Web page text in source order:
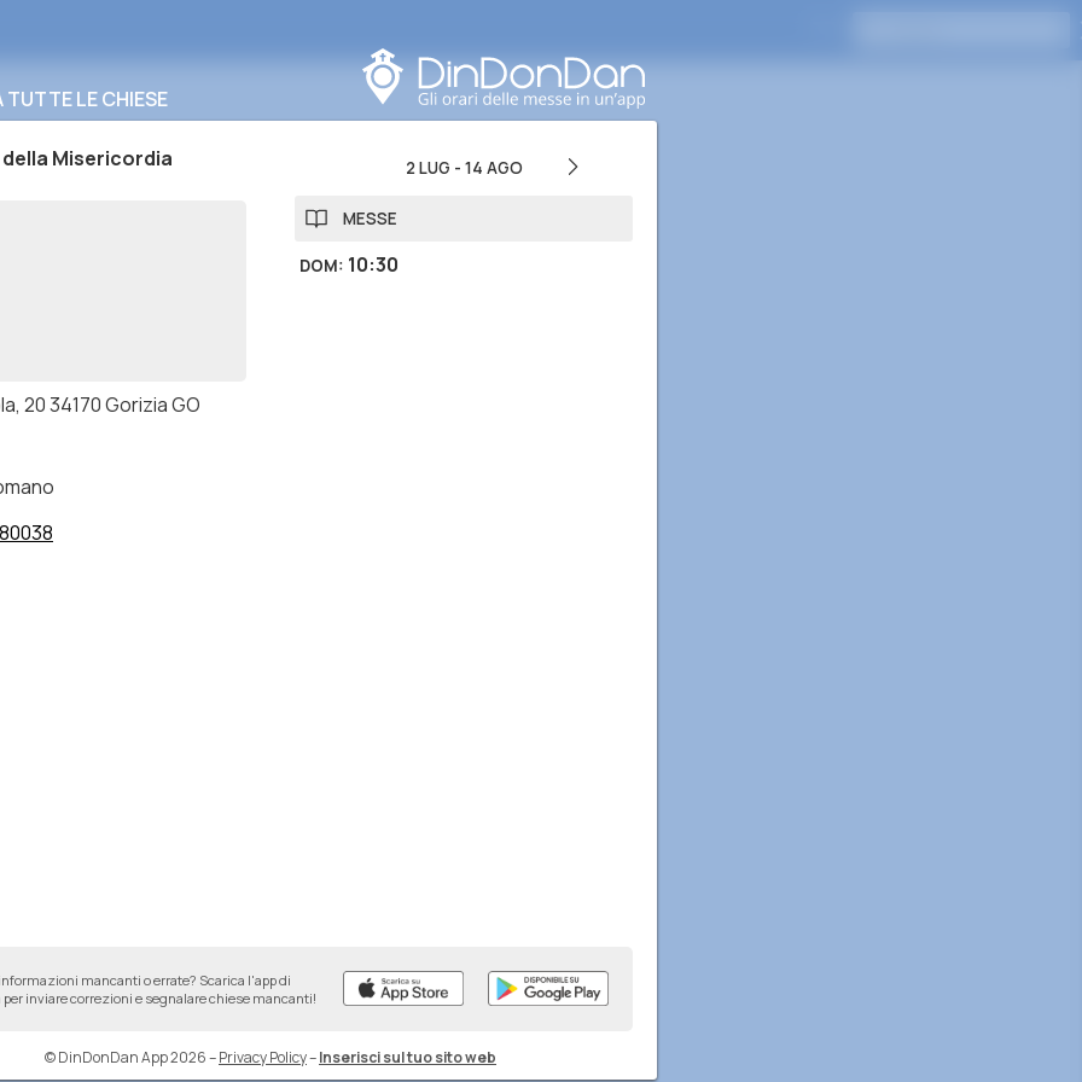
LE CHIESE
Misericordia
20 34170 Gorizia GO
2 LUG - 14 AGO
MESSE
DOM: 10:30
mancanti o errate? Scarica l'app di
per inviare correzioni e segnalare chiese mancanti!
© DinDonDan App 2026–Privacy Policy–Inserisci sul tuo sito web